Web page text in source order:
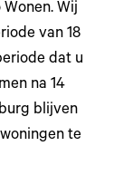
Wij
van 18
dat u
na 14
blijven
te